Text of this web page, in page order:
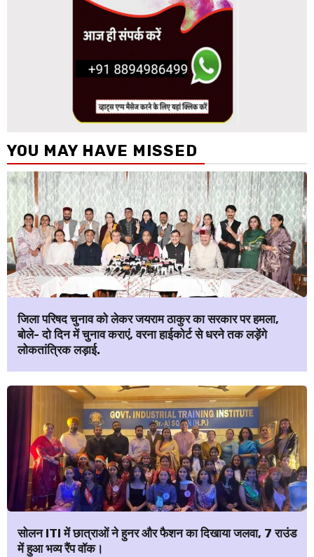
YOU MAY HAVE MISSED
जिला परिषद चुनाव को लेकर जयराम ठाकुर का सरकार पर हमला,
बोले- दो दिन में चुनाव कराएं, वरना हाईकोर्ट से धरने तक लड़ेंगे
लोकतांत्रिक लड़ाई.
सोलन ITI में छात्राओं ने हुनर और फैशन का दिखाया जलवा, 7 राउंड
में हुआ भव्य रैंप वॉक।